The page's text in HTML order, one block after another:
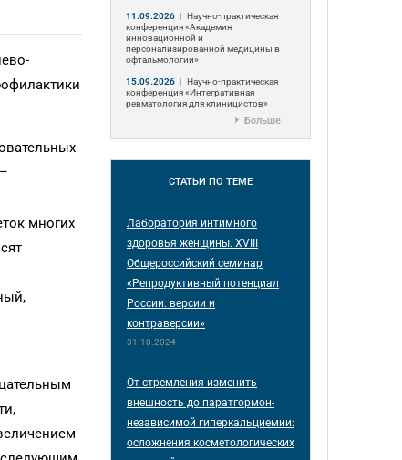
многих
11.09.2026 | Научно-практическая
конференция «Академия
инновационной и
персонализированной медицины в
офтальмологии»
15.09.2026 | Научно-практическая
конференция «Интегративная
ревматология для клиницистов»
Больше
СТАТЬИ ПО ТЕМЕ
Лаборатория интимного
здоровья женщины. XVIII
Общероссийский семинар
«Репродуктивный потенциал
России: версии и
контраверсии»
31.10.2024
От стремления изменить
внешность до паратгормон-
независимой гиперкальциемии:
осложнения косметологических